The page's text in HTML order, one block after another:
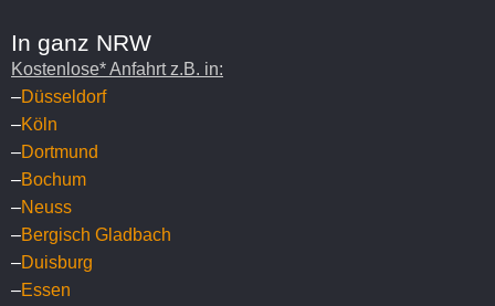
In ganz NRW
Kostenlose* Anfahrt z.B. in:
–Düsseldorf
–Köln
–Dortmund
–Bochum
–Neuss
–Bergisch Gladbach
–Duisburg
–Essen